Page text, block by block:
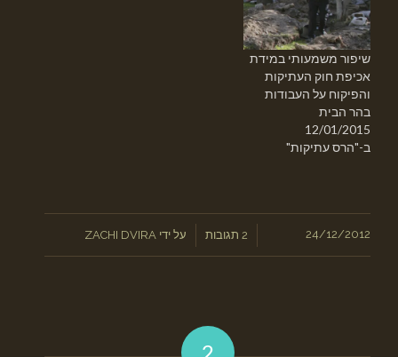
שיפור משמעותי במידת
אכיפת חוק העתיקות
והפיקוח על העבודות
בהר הבית
12/01/2015
ב-"הרס עתיקות"
24/12/2012
/ 2 תגובות על ידי ZACHI DVIRA
2